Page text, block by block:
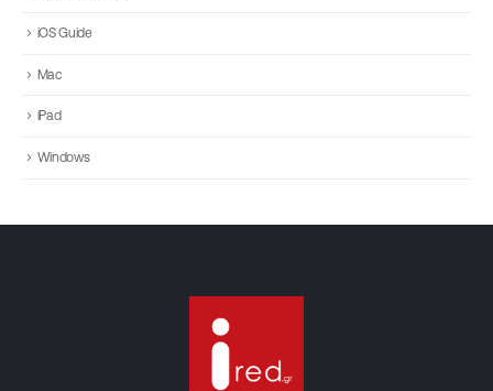
iOS Guide
Mac
iPad
Windows